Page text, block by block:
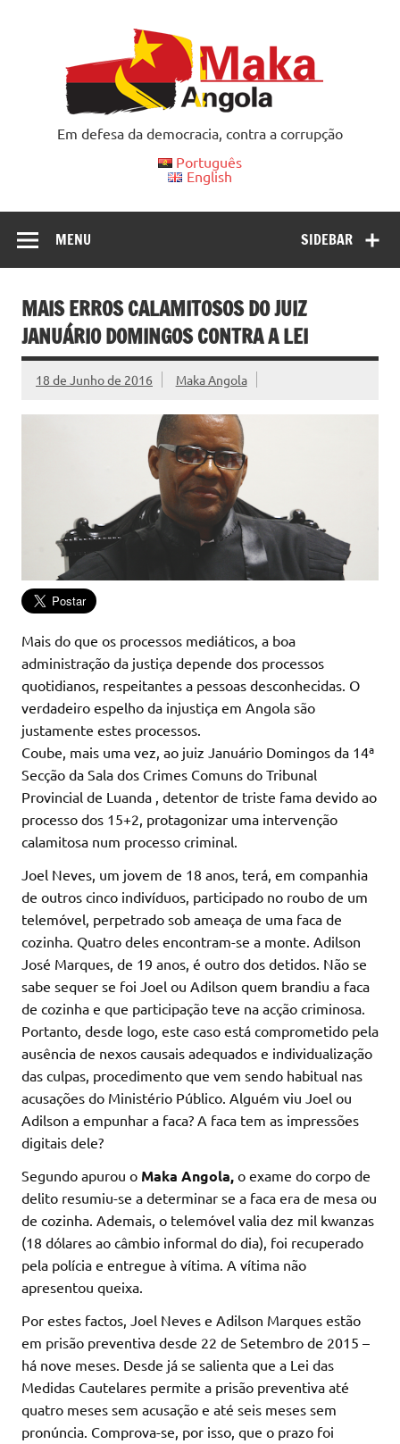
Em defesa da democracia, contra a corrupção
Português
English
SIDEBAR
MENU
MAIS ERROS CALAMITOSOS DO JUIZ
JANUÁRIO DOMINGOS CONTRA A LEI
18 de Junho de 2016 Maka Angola
Mais do que os processos mediáticos, a boa
administração da justiça depende dos processos
quotidianos, respeitantes a pessoas desconhecidas. O
verdadeiro espelho da injustiça em Angola são
justamente estes processos.
Coube, mais uma vez, ao juiz Januário Domingos da 14ª
Secção da Sala dos Crimes Comuns do Tribunal
Provincial de Luanda , detentor de triste fama devido ao
processo dos 15+2, protagonizar uma intervenção
calamitosa num processo criminal.
Joel Neves, um jovem de 18 anos, terá, em companhia
de outros cinco indivíduos, participado no roubo de um
telemóvel, perpetrado sob ameaça de uma faca de
cozinha. Quatro deles encontram-se a monte. Adilson
José Marques, de 19 anos, é outro dos detidos. Não se
sabe sequer se foi Joel ou Adilson quem brandiu a faca
de cozinha e que participação teve na acção criminosa.
Portanto, desde logo, este caso está comprometido pela
ausência de nexos causais adequados e individualização
das culpas, procedimento que vem sendo habitual nas
acusações do Ministério Público. Alguém viu Joel ou
Adilson a empunhar a faca? A faca tem as impressões
digitais dele?
Segundo apurou o Maka Angola, o exame do corpo de
delito resumiu-se a determinar se a faca era de mesa ou
de cozinha. Ademais, o telemóvel valia dez mil kwanzas
(18 dólares ao câmbio informal do dia), foi recuperado
pela polícia e entregue à vítima. A vítima não
apresentou queixa.
Por estes factos, Joel Neves e Adilson Marques estão
em prisão preventiva desde 22 de Setembro de 2015 –
há nove meses. Desde já se salienta que a Lei das
Medidas Cautelares permite a prisão preventiva até
quatro meses sem acusação e até seis meses sem
pronúncia. Comprova-se, por isso, que o prazo foi